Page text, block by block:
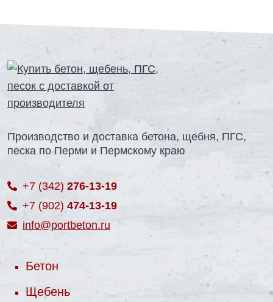
Производство и доставка бетона, щебня, ПГС,
песка по Перми и Пермскому краю
+7 (342) 276-13-19
+7 (902) 474-13-19
info@portbeton.ru
Бетон
Щебень